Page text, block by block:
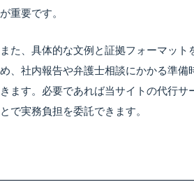
が重要です。
また、具体的な文例と証拠フォーマット
め、社内報告や弁護士相談にかかる準備
きます。必要であれば当サイトの代行サ
とで実務負担を委託できます。